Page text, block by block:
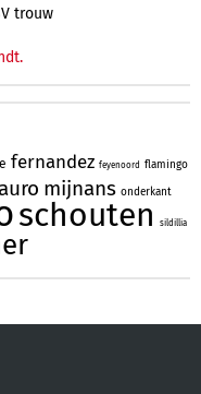
trouw
fernandez feyenoord flamingo
mijnans onderkant
schouten sildillia